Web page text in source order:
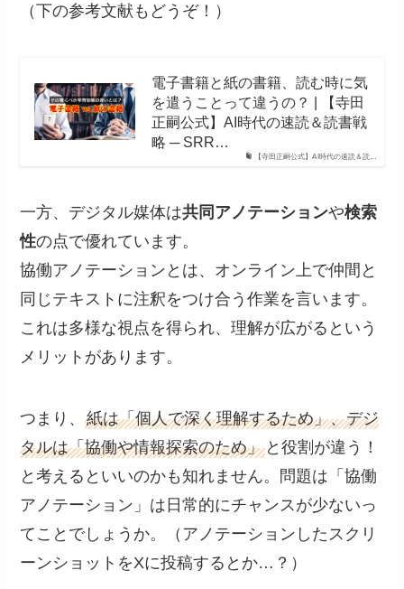
（下の参考文献もどうぞ！）
【寺田正嗣公式】AI時代の速読＆読…
電子書籍と紙の書籍、読む時に気
を遣うことって違うの？ | 【寺田
正嗣公式】AI時代の速読＆読書戦
略 ─ SRR…
一方、デジタル媒体は共同アノテーションや検索
性の点で優れています。
協働アノテーションとは、オンライン上で仲間と
同じテキストに注釈をつけ合う作業を言います。
これは多様な視点を得られ、理解が広がるという
メリットがあります。
つまり、紙は「個人で深く理解するため」、デジ
タルは「協働や情報探索のため」 と役割が違う！
と考えるといいのかも知れません。問題は「協働
アノテーション」は日常的にチャンスが少ないっ
てことでしょうか。（アノテーションしたスクリ
ーンショットをXに投稿するとか…？）